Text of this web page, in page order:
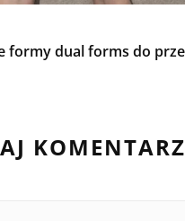
formy dual forms do
KOMENTARZ